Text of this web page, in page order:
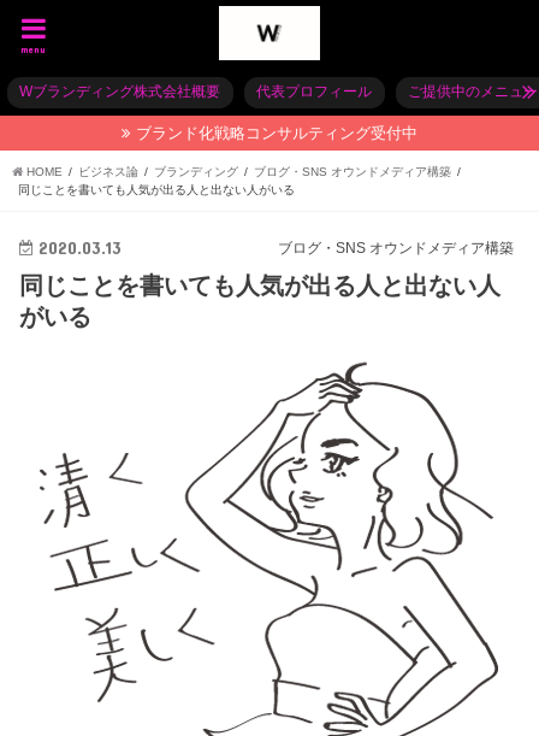
menu
Wブランディング株式会社概要 代表プロフィール ご提供中のメニュー
ブランド化戦略コンサルティング受付中
HOME ビジネス論 ブランディング
ブログ・SNS オウンドメディア構築
同じことを書いても人気が出る人と出ない人がいる
ブログ・SNS オウンドメディア構築
2020.03.13
同じことを書いても人気が出る人と出ない人
がいる